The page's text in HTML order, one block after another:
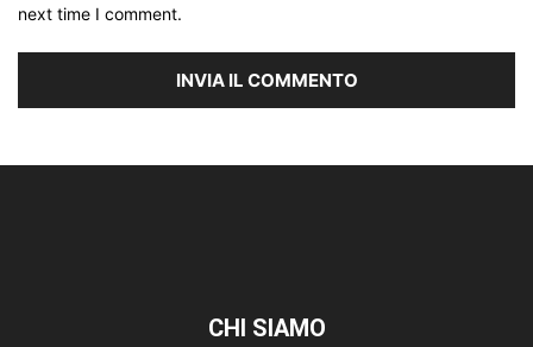
next time I comment.
CHI SIAMO